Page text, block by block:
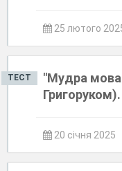
25 лютого
ТЕСТ
"Мудра
20 січня 2025